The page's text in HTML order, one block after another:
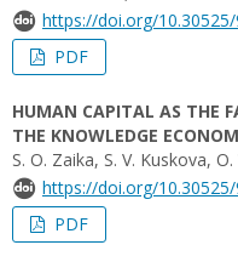
https://doi.org/
PDF
HUMAN CAPITAL AS THE
THE KNOWLEDGE
S. O. Zaika, S. V. Kuskova, О.
https://doi.org/
PDF